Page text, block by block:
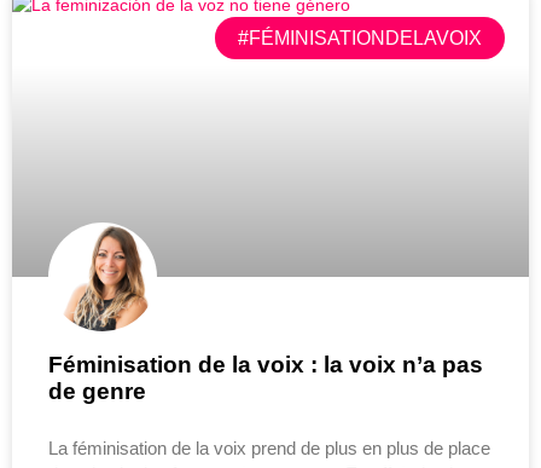
#FÉMINISATIONDELAVOIX
Féminisation de la voix : la voix n’a pas
de genre
La féminisation de la voix prend de plus en plus de place